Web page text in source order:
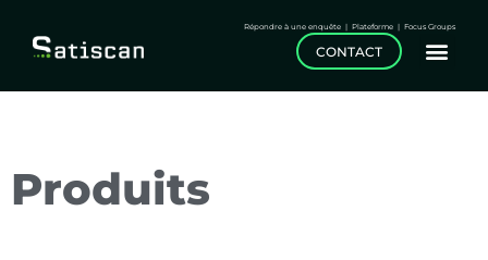
Répondre à une enquête | Plateforme| Focus Groups
CONTACT
Produits